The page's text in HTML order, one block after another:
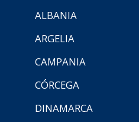
ALBANIA
ARGELIA
CAMPANIA
CÓRCEGA
DINAMARCA